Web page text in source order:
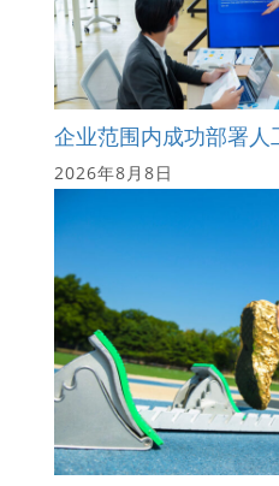
企业范围内成功部署
2026年8月8日